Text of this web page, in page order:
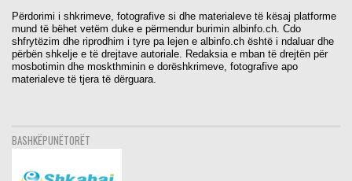
Përdorimi i shkrimeve, fotografive si dhe materialeve të kësaj platforme
mund të bëhet vetëm duke e përmendur burimin albinfo.ch. Cdo
shfrytëzim dhe riprodhim i tyre pa lejen e albinfo.ch është i ndaluar dhe
përbën shkelje e të drejtave autoriale. Redaksia e mban të drejtën për
mosbotimin dhe moskthminin e dorëshkrimeve, fotografive apo
materialeve të tjera të dërguara.
BASHKËPUNËTORËT